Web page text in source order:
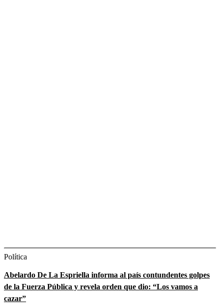
Política
Abelardo De La Espriella informa al país contundentes golpes
de la Fuerza Pública y revela orden que dio: “Los vamos a
cazar”